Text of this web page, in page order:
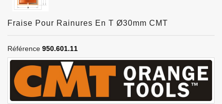
Fraise Pour Rainures En T Ø30mm CMT
Référence 950.601.11